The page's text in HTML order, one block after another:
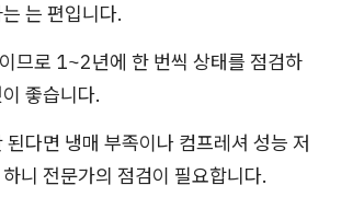
는 편입니다.
므로 1~2년에 한 번씩 상태를 점검하
좋습니다.
다면 냉매 부족이나 컴프레셔 성능 저
니 전문가의 점검이 필요합니다.